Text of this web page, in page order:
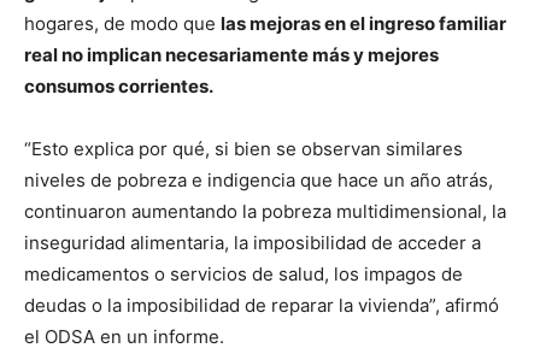
hogares, de modo que las mejoras en el ingreso familiar
real no implican necesariamente más y mejores
consumos corrientes.
“Esto explica por qué, si bien se observan similares
niveles de pobreza e indigencia que hace un año atrás,
continuaron aumentando la pobreza multidimensional, la
inseguridad alimentaria, la imposibilidad de acceder a
medicamentos o servicios de salud, los impagos de
deudas o la imposibilidad de reparar la vivienda”, afirmó
el ODSA en un informe.